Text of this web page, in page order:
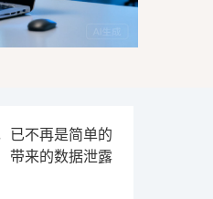
已不再是简单的
带来的数据泄露